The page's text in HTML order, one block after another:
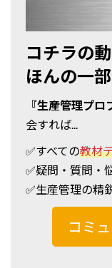
コチラの
ほんの一
『生産管理プロ
会すれば...
✅すべての教材
✅疑問・質問・
✅生産管理の精
コミ